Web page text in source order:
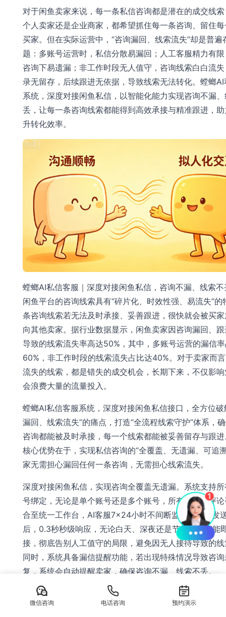
对于闲鱼卖家来说，每一条私信咨询都是潜在的成交线
个人卖家还是企业商家，都希望抓住每一条咨询、留住
买家。但在实际运营中，“咨询漏回、线索流失”却是普遍
题：多账号运营时，私信分散易漏回；人工客服精力有
咨询下易遗漏；非工作时段无人值守，咨询线索白白流
录无留存，后续跟进无依据，导致线索无法转化。螳螂
系统，深度对接闲鱼私信，以智能化能力实现咨询不漏
丢，让每一条咨询线索都能得到高效承接与精准跟进，
升转化效率。
螳螂AI私信客服｜深度对接闲鱼私信，咨询不漏、线索不
闲鱼平台的咨询线索具有“碎片化、时效性强、易流失”的
条咨询线索若无法及时承接、妥善跟进，很快就会被买
向其他卖家。据行业数据显示，闲鱼卖家因咨询漏回、
导致的线索流失率高达50%，其中，多账号运营的漏信
60%，非工作时段的线索流失占比达40%。对于卖家而
流失的线索，都是错失的成交机会，长期下来，不仅影
会浪费大量的流量投入。
螳螂AI私信客服系统，深度对接闲鱼私信接口，全方位破
漏回、线索流失”的痛点，打造“全流程线索守护”体系，
咨询都能被及时承接，每一个线索都能被妥善留存与跟
核心优势在于，实现私信咨询的“全覆盖、无遗漏、可追
家无需担心漏回任何一条咨询，无需担心线索流失。
深度对接闲鱼私信，实现咨询全覆盖无遗漏。系统支持
号绑定，无论是单个账号还是多个账号，所有私信、评
合至统一工作台，AI客服7×24小时不间断监控，买家发
后，0.3秒秒级响应，无论白天、深夜还是节假日，都能
接，彻底告别人工值守的局限，避免因无人接待导致的
同时，系统具备漏信提醒功能，若出现特殊情况导致咨
复，系统会自动提醒卖家，确保咨询不漏、线索不丢。
线索留存与跟进，让每一条线索都能产生价值。系统自
私信对话记录、买家咨询信息与意向程度，生成完整的
微信咨询 电话咨询 预约演示